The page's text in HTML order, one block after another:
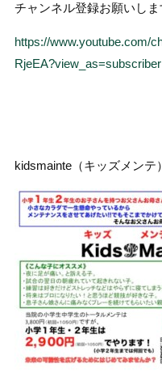
チャンネル登録お願いしま
https://www.youtube.com/
RjeEA?view_as=subscriber
kidsmainte（キッズメンテ